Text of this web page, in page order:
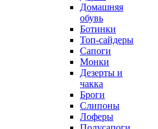
Домашняя
обувь
Ботинки
Топ-сайдеры
Сапоги
Монки
Дезерты и
чакка
Броги
Слипоны
Лоферы